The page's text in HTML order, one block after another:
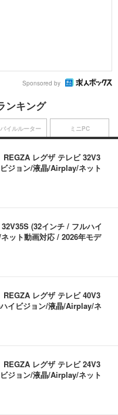
Sponsored by
ンキング
REGZA レグザ テレビ 32V3
ジョン/液晶/Airplay/ネット
(32インチ / フルハイ
ット動画対応 / 2026年モデ
REGZA レグザ テレビ 40V3
イビジョン/液晶/Airplay/ネ
REGZA レグザ テレビ 24V3
ジョン/液晶/Airplay/ネット
イルルーター ミニPC